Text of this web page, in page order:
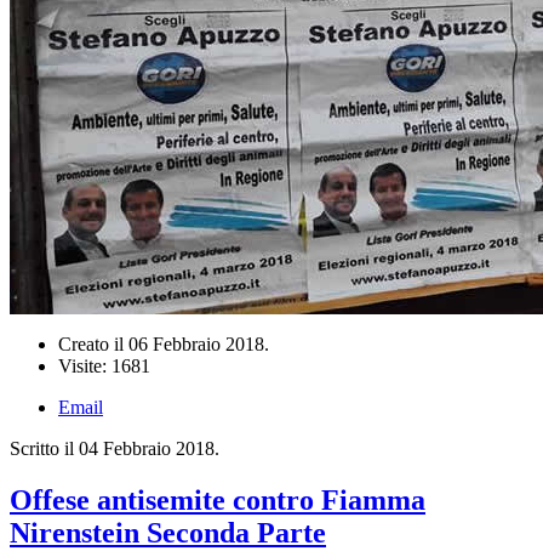
Creato il 06 Febbraio 2018.
Visite: 1681
Email
Scritto il 04 Febbraio 2018.
Offese antisemite contro Fiamma
Nirenstein Seconda Parte